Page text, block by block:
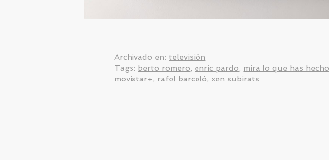
Archivado en: televisión
Tags: berto romero, enric pardo, mira lo que has hecho
movistar+ , rafel barceló,xen subirats